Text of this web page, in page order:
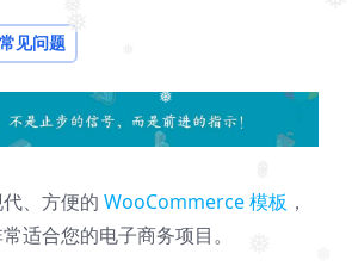
❅
❅
❅
❅
常见问题
、方便的 WooCommerce 模板 ，
适合您的电子商务项目。